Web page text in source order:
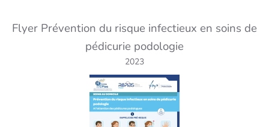
Flyer Prévention du risque infectieux en soins de
pédicurie podologie
2023